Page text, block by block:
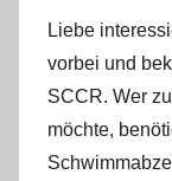
Liebe
vorbei und
SCCR. Wer
möchte,